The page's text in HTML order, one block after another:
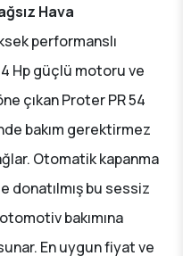
Hava
performanslı
Hp güçlü motoru ve
çıkan Proter PR 54
bakım gerektirmez
Otomatik kapanma
donatılmış bu sessiz
bakımına
En uygun fiyat ve